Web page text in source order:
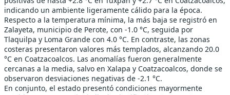
indicando un ambiente ligeramente cálido para la época.
Respecto a la temperatura mínima, la más baja se registró en
Zalayeta, municipio de Perote, con -1.0 °C, seguida por
Tlaquilpa y Loma Grande con 4.0 °C. En contraste, las zonas
costeras presentaron valores más templados, alcanzando 20.0
°C en Coatzacoalcos. Las anomalías fueron generalmente
cercanas a la media, salvo en Xalapa y Coatzacoalcos, donde se
observaron desviaciones negativas de -2.1 °C.
En conjunto, el estado presentó condiciones mayormente